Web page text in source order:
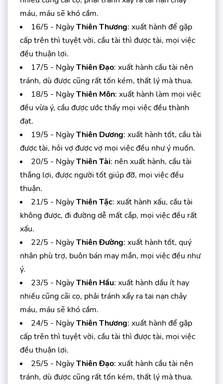
máu, máu sẽ khó cầm.
16/5 - NgàyThiên Thương: xuất hành để gặp
cấp trên thì tuyệt vời, cầu tài thì được tài, mọi việc
đều thuận lợi.
17/5 - NgàyThiên Đạo: xuất hành cầu tài nên
tránh, dù được cũng rất tốn kém, thất lý mà thua.
18/5 - NgàyThiên Môn: xuất hành làm mọi việc
đều vừa ý, cầu được ước thấy mọi việc đều thành
đạt.
19/5 - NgàyThiên Dương: xuất hành tốt, cầu tài
được tài, hỏi vợ được vợ mọi việc đều như ý muốn.
20/5 - NgàyThiên Tài: nên xuất hành, cầu tài
thắng lợi, được người tốt giúp đỡ, mọi việc đều
thuận.
21/5 - NgàyThiên Tặc: xuất hành xấu, cầu tài
không được, đi đường dễ mất cắp, mọi việc đều rất
xấu.
22/5 - NgàyThiên Đường: xuất hành tốt, quý
nhân phù trợ, buôn bán may mắn, mọi việc đều như
ý.
23/5 - NgàyThiên Hầu: xuất hành dầu ít hay
nhiều cũng cãi cọ, phải tránh xẩy ra tai nạn chảy
máu, máu sẽ khó cầm.
24/5 - NgàyThiên Thương: xuất hành để gặp
cấp trên thì tuyệt vời, cầu tài thì được tài, mọi việc
đều thuận lợi.
25/5 - NgàyThiên Đạo: xuất hành cầu tài nên
tránh, dù được cũng rất tốn kém, thất lý mà thua.